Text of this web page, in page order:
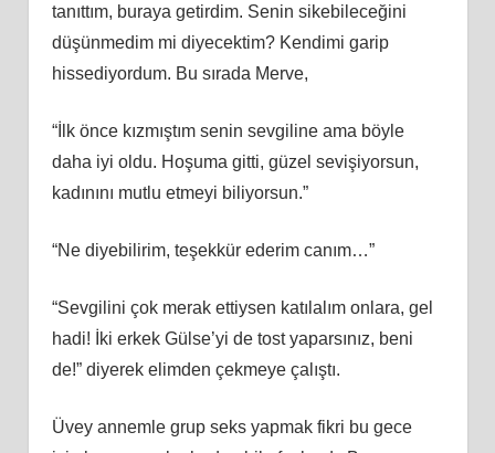
tanıttım, buraya getirdim. Senin sikebileceğini
düşünmedim mi diyecektim? Kendimi garip
hissediyordum. Bu sırada Merve,
“İlk önce kızmıştım senin sevgiline ama böyle
daha iyi oldu. Hoşuma gitti, güzel sevişiyorsun,
kadınını mutlu etmeyi biliyorsun.”
“Ne diyebilirim, teşekkür ederim canım…”
“Sevgilini çok merak ettiysen katılalım onlara, gel
hadi! İki erkek Gülse’yi de tost yaparsınız, beni
de!” diyerek elimden çekmeye çalıştı.
Üvey annemle grup seks yapmak fikri bu gece